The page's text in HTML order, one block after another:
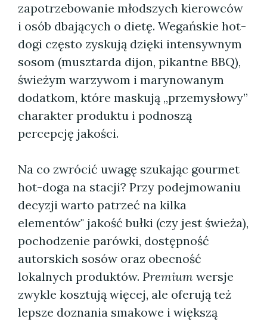
zapotrzebowanie młodszych kierowców
i osób dbających o dietę. Wegańskie hot-
dogi często zyskują dzięki intensywnym
sosom (musztarda dijon, pikantne BBQ),
świeżym warzywom i marynowanym
dodatkom, które maskują „przemysłowy”
charakter produktu i podnoszą
percepcję jakości.
Na co zwrócić uwagę szukając gourmet
hot-doga na stacji? Przy podejmowaniu
decyzji warto patrzeć na kilka
elementów" jakość bułki (czy jest świeża),
pochodzenie parówki, dostępność
autorskich sosów oraz obecność
lokalnych produktów. Premium wersje
zwykle kosztują więcej, ale oferują też
lepsze doznania smakowe i większą